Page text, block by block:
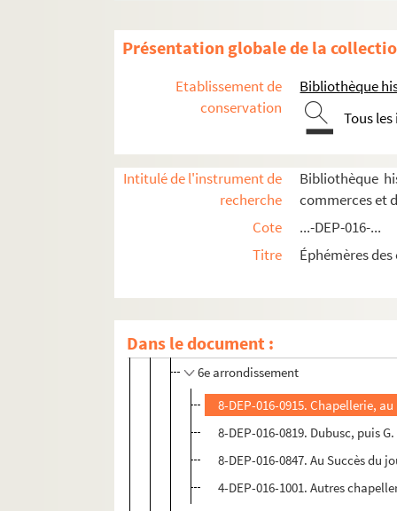
Présentation globale de la
Etablissement de
conservation
Bibliothèque
Tous
Intitulé de l'instrument de
recherche
Bibliothèque
commerces et
Cote
...-DEP-016-...
Titre
Éphémères
Dans le document :
Mercerie
Linge de maison, blanc, trousseaux
Vêtements
Chaussures
Chapelleries
1er arrondissement
2e arrondissement
5e arrondissement
6e arrondissement
8-DEP-016-0915. Chapellerie,
8-DEP-016-0819. Dubusc, puis
8-DEP-016-0847. Au Succès du
4-DEP-016-1001. Autres